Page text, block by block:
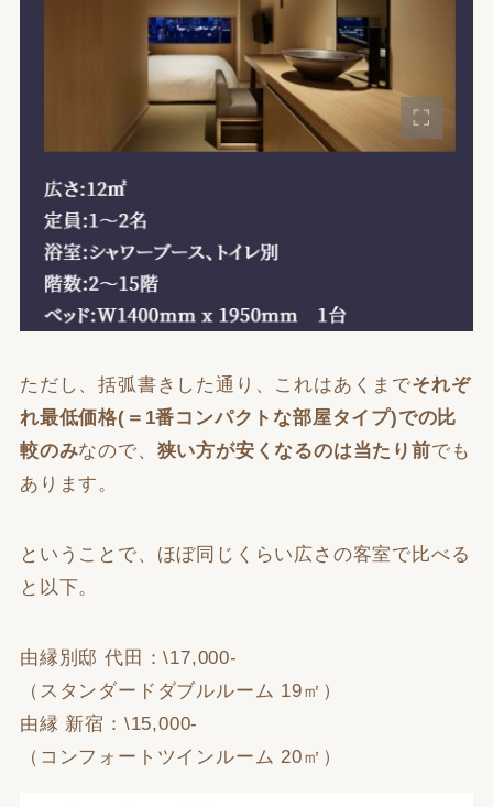
ただし、括弧書きした通り、これはあくまでそれぞ
れ最低価格(＝1番コンパクトな部屋タイプ)での比
較のみなので、 狭い方が安くなるのは当たり前でも
あります。
ということで、ほぼ同じくらい広さの客室で比べる
と以下。
由縁別邸 代田：\17,000-
（スタンダードダブルルーム 19㎡）
由縁 新宿：\15,000-
（コンフォートツインルーム 20㎡）